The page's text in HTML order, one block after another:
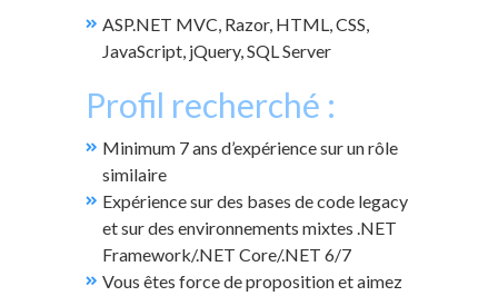
ASP.NET MVC, Razor, HTML, CSS,
JavaScript, jQuery, SQL Server
Profil recherché :
Minimum 7 ans d’expérience sur un rôle
similaire
Expérience sur des bases de code legacy
et sur des environnements mixtes .NET
Framework/.NET Core/.NET 6/7
Vous êtes force de proposition et aimez